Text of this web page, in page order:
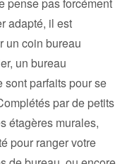
pense pas forcément
adapté, il est
un coin bureau
un bureau
sont parfaits pour se
par de petits
étagères murales,
pour ranger votre